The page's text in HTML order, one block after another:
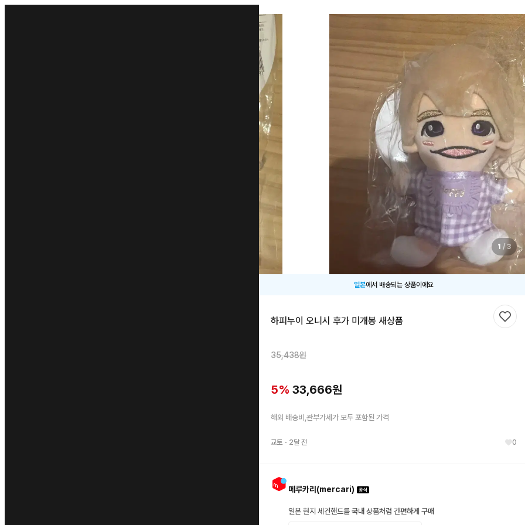
1 / 3
일본에서 배송되는 상품이에요
하피누이 오니시 후가 미개봉 새상품
35,438원
5% 33,666원
해외 배송비,관부가세가 모두 포함된 가격
교토・ 2달 전 0
메루카리(mercari)
일본 현지 세컨핸드를 국내 상품처럼 간편하게 구매
찜하